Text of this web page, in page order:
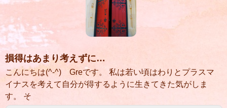
損得はあまり考えずに…
こんにちは(^-^) Greです。 私は若い頃はわりとプラスマ
イナスを考えて自分が得するように生きてきた気がしま
す。 そ